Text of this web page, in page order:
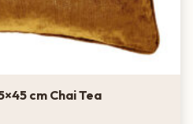
cm Chai Tea